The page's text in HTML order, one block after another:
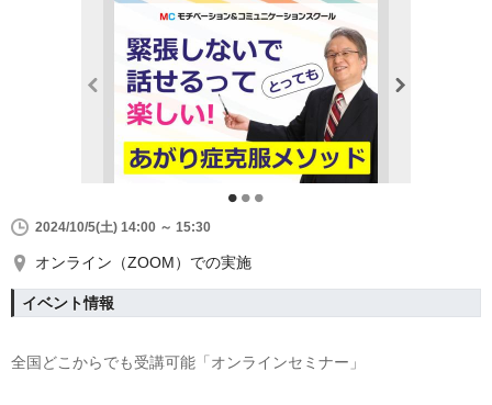
2024/10/5(土) 14:00 ～ 15:30
オンライン（ZOOM）での実施
イベント情報
全国どこからでも受講可能「オンラインセミナー」